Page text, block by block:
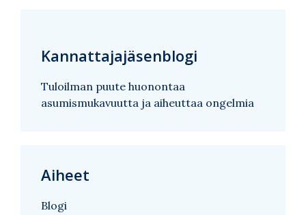
Kannattajajäsenblogi
Tuloilman puute huonontaa
asumismukavuutta ja aiheuttaa ongelmia
Aiheet
Blogi